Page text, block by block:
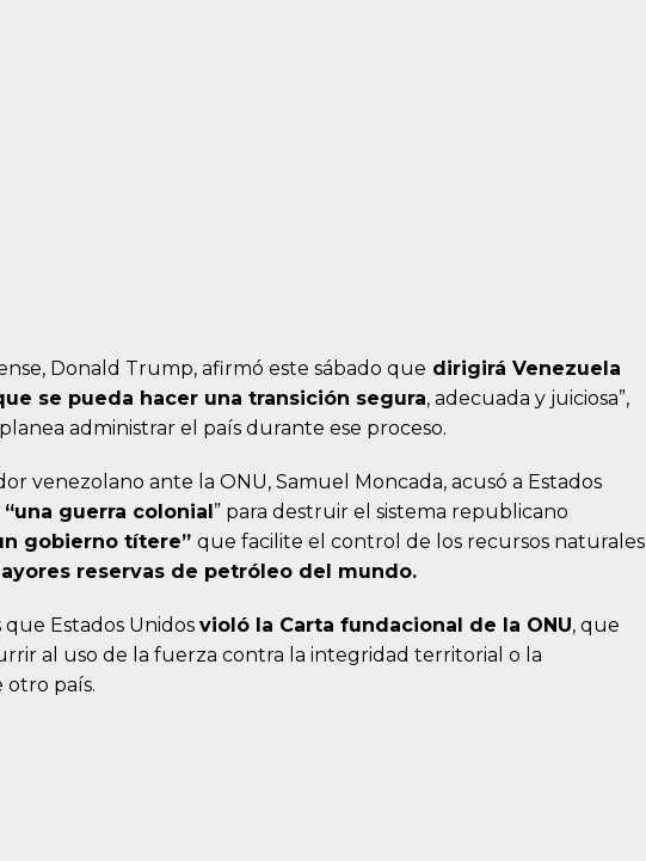
Donald Trump, afirmó este sábado que dirigirá Venezuela
se pueda hacer una transición segura, adecuada y juiciosa”,
administrar el país durante ese proceso.
venezolano ante la ONU, Samuel Moncada, acusó a Estados
“una guerra colonial ” para destruir el sistema republicano
gobierno títere” que facilite el control de los recursos naturales
reservas de petróleo del mundo.
Estados Unidos violó la Carta fundacional de la ONU, que
al uso de la fuerza contra la integridad territorial o la
país.